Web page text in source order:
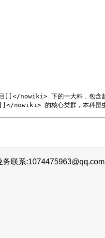
务联系:1074475963@qq.com